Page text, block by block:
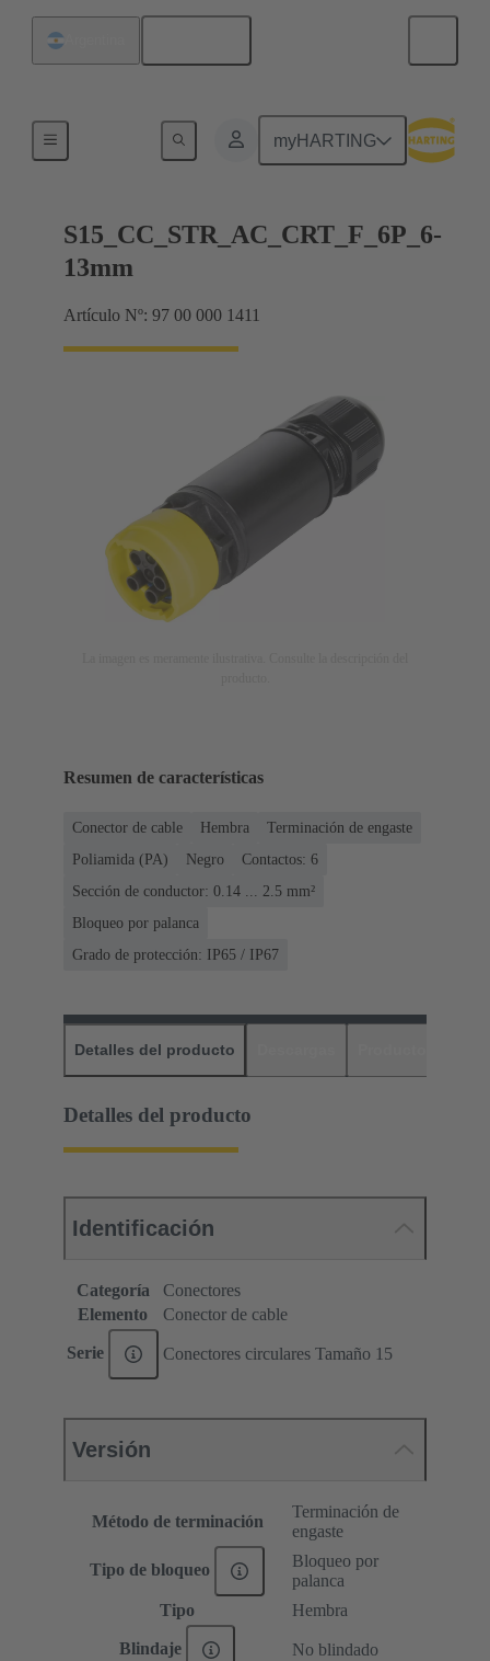
myHARTING
S15_CC_STR_AC_CRT_F_6P_6-
13mm
Artículo Nº: 97 00 000 1411
Resumen de características
Conector de cable Hembra
Terminación de engaste
Poliamida (PA)
Negro
Contactos: 6
Sección de conductor: 0.14 ... 2.5 mm²
Bloqueo por palanca
Grado de protección: IP65 / IP67
Detalles del producto
Detalles del producto
Identificación
Categoría
Conectores
Elemento
Conector de cable
Serie Conectores circulares Tamaño 15
Versión
Método de terminación
Terminación de
engaste
Tipo de bloqueo
Bloqueo por
palanca
Tipo
Hembra
Blindaje No blindado